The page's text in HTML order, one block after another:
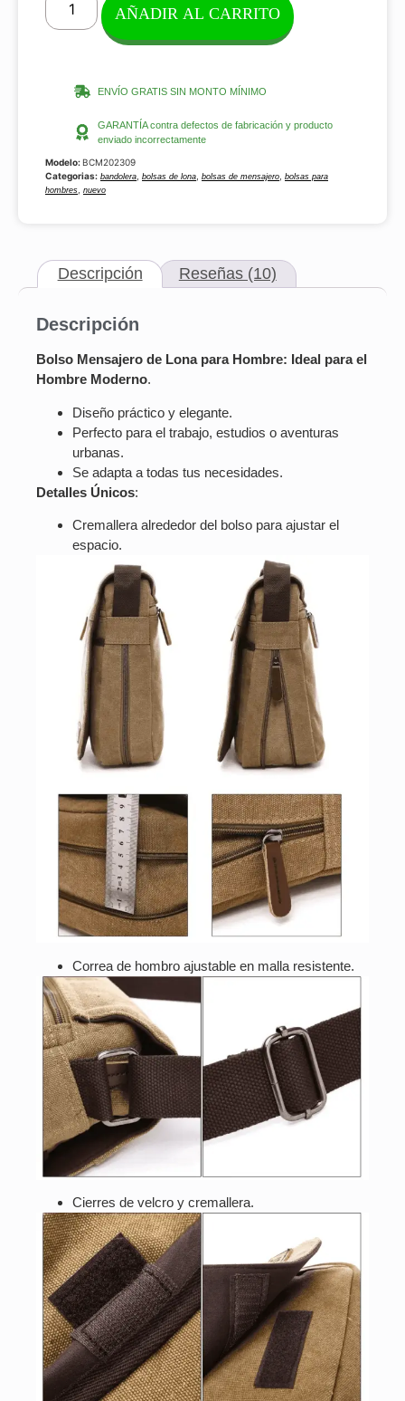
AÑADIR AL CARRITO
ENVÍO GRATIS SIN MONTO MÍNIMO
GARANTÍA contra defectos de fabricación y producto
enviado incorrectamente
Modelo:BCM202309
Categorias: bandolera bolsas de lona bolsas de mensajero bolsas para
hombres nuevo
Descripción Reseñas (10)
Descripción
Bolso Mensajero de Lona para Hombre: Ideal para el
Hombre Moderno.
Diseño práctico y elegante.
Perfecto para el trabajo, estudios o aventuras
urbanas.
Se adapta a todas tus necesidades.
Detalles Únicos:
Cremallera alrededor del bolso para ajustar el
espacio.
Correa de hombro ajustable en malla resistente.
Cierres de velcro y cremallera.